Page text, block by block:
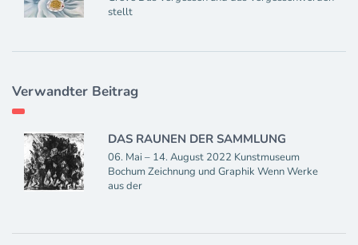
stellt
Verwandter Beitrag
DAS RAUNEN DER SAMMLUNG
06. Mai – 14. August 2022 Kunstmuseum
Bochum Zeichnung und Graphik Wenn Werke
aus der